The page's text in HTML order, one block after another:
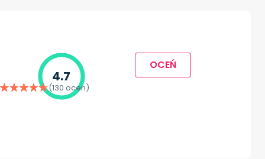
4.7
(130 ocen)
OCEŃ